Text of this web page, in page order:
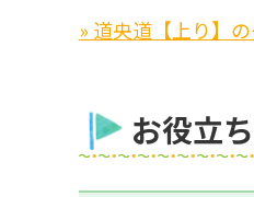
» 道央道【上り】
お役立